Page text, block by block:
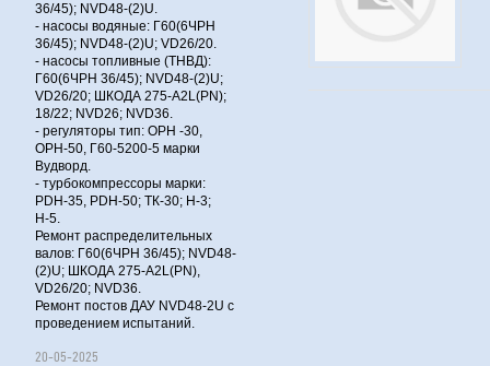
36/45); NVD48-(2)U.
- насосы водяные: Г60(6ЧРН
36/45); NVD48-(2)U; VD26/20.
- насосы топливные (ТНВД):
Г60(6ЧРН 36/45); NVD48-(2)U;
VD26/20; ШКОДА 275-A2L(PN);
18/22; NVD26; NVD36.
- регуляторы тип: ОРН -30,
ОРН-50, Г60-5200-5 марки
Вудворд.
- турбокомпрессоры марки:
PDH-35, PDH-50; ТК-30; Н-3;
Н-5.
Ремонт распределительных
валов: Г60(6ЧРН 36/45); NVD48-
(2)U; ШКОДА 275-A2L(PN),
VD26/20; NVD36.
Ремонт постов ДАУ NVD48-2U с
проведением испытаний.
20-05-2025